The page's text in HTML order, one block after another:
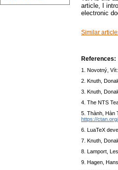
article, I
electronic
Similar
References:
1. Novotný, Vít:
2. Knuth,
3. Knuth,
4. The NTS
5. Thành, Hàn
https://
6. LuaTeX
7. Knuth,
8. Lamport,
9. Hagen,